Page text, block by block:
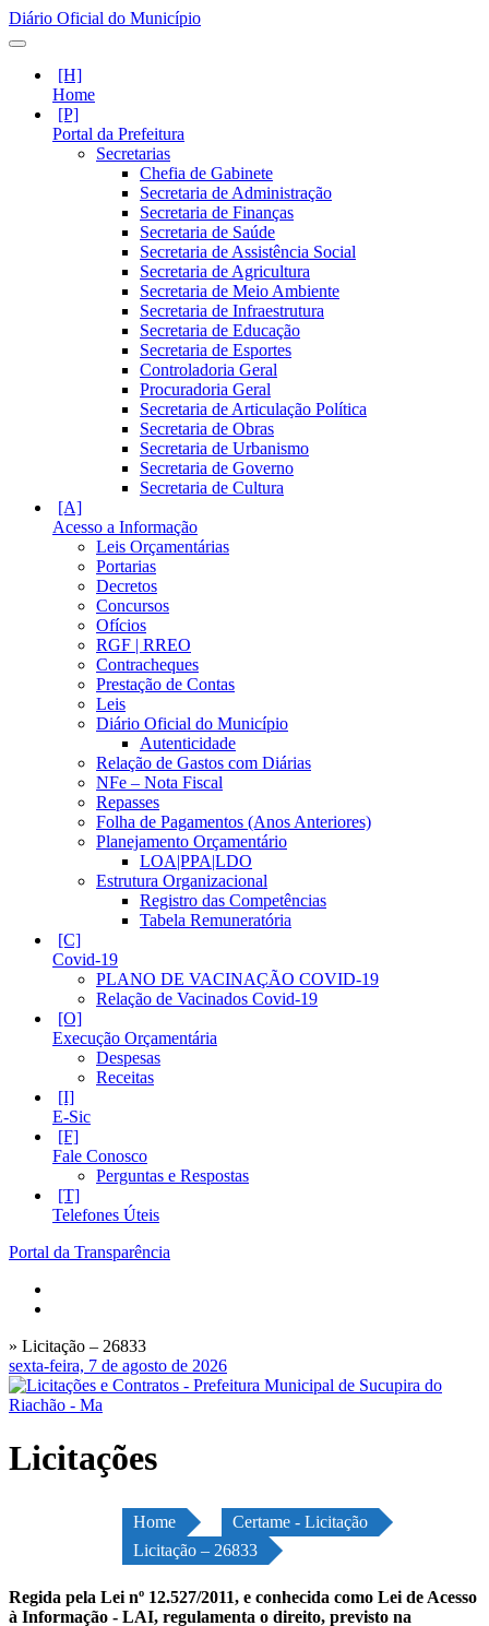
Diário Oficial do Município
Home
Portal da Prefeitura
Secretarias
Chefia de Gabinete
Secretaria de Administração
Secretaria de Finanças
Secretaria de Saúde
Secretaria de Assistência Social
Secretaria de Agricultura
Secretaria de Meio Ambiente
Secretaria de Infraestrutura
Secretaria de Educação
Secretaria de Esportes
Controladoria Geral
Procuradoria Geral
Secretaria de Articulação Política
Secretaria de Obras
Secretaria de Urbanismo
Secretaria de Governo
Secretaria de Cultura
Acesso a Informação
Leis Orçamentárias
Portarias
Decretos
Concursos
Ofícios
RGF | RREO
Contracheques
Prestação de Contas
Leis
Diário Oficial do Município
Autenticidade
Relação de Gastos com Diárias
NFe – Nota Fiscal
Repasses
Folha de Pagamentos (Anos Anteriores)
Planejamento Orçamentário
LOA|PPA|LDO
Estrutura Organizacional
Registro das Competências
Tabela Remuneratória
Covid-19
PLANO DE VACINAÇÃO COVID-19
Relação de Vacinados Covid-19
Execução Orçamentária
Despesas
Receitas
E-Sic
Fale Conosco
Perguntas e Respostas
Telefones Úteis
Portal da Transparência
» Licitação – 26833
sexta-feira, 7 de agosto de 2026
Licitações
Home
Certame - Licitação
Licitação – 26833
Regida pela Lei nº 12.527/2011, e conhecida como Lei de Acesso
à Informação - LAI, regulamenta o direito, previsto na